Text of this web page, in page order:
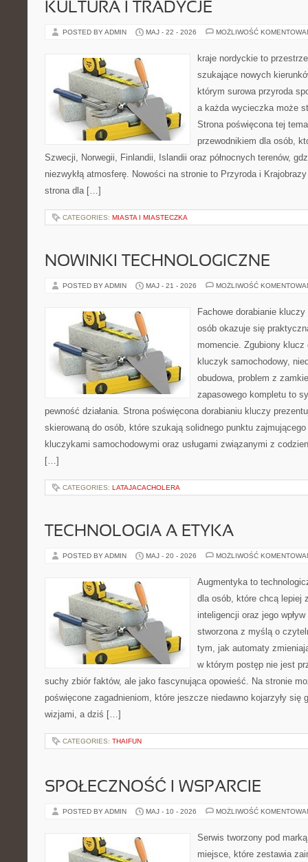
KULTURA I TRADYCJE
POSTED BY ADMIN MAJ - 22 - 2026 MOŻLIWOŚĆ
kraje nordyckie to
szukające nowych
którym surowa przyroda
a każda wycieczka może
Strona poświęcona tej
przewodnikiem dla osób,
Szwecji, Norwegii, Finlandii, Islandii oraz północnych terenów,
niezwykłą atmosferę. Nowości na stronie to Przyroda i
strona dla […]
CATEGORIES: MIASTA I MIASTECZKA
NOWINKI TECHNOLOGICZNE
POSTED BY ADMIN MAJ - 21 - 2026 MOŻLIWOŚĆ
Fachowe dorabianie
osób okazuje się
momencie. Zgubiony
kluczyk samochodowy,
obudowa, problem z
zapasowego kompletu to
pewność działania. Strona poświęcona dorabianiu kluczy
skierowaną do osób, które szukają solidnego punktu
kluczykami samochodowymi oraz usługami związanymi z
[…]
CATEGORIES: LATAJACACHOLERA
TECHNOLOGIA A ETYKA
POSTED BY ADMIN MAJ - 20 - 2026 MOŻLIWOŚĆ
Augmentyka to
dla osób, które chcą lepiej
inteligencji oraz jego
stworzona z myślą o
tym, jak automaty
w którym postęp nie jest
suchy zbiór faktów, ale jako fascynująca opowieść. Na stronie
poświęcone zagadnieniom, które jeszcze niedawno kojarzyły się
wizjami, a dziś […]
CATEGORIES: THAIFUN
SPOŁECZNOŚĆ I WSPARCIE
POSTED BY ADMIN MAJ - 10 - 2026 MOŻLIWOŚĆ
Serwis tworzony pod
miejsce, które zestawia